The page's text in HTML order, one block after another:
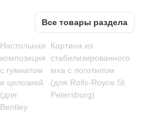
Все товары раздела
Настольная
композиция
с гумнатом
и целозией
(для
Bentley
Картина из
стабилизированного
мха с логотипом
(для Rolls-Royce St.
Petersburg)